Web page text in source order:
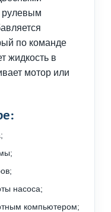
рулевым
по команде
жидкость в
мотор или
насоса;
компьютером;